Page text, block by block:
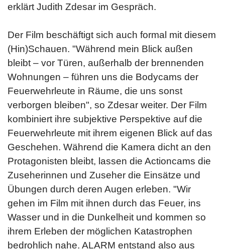
erklärt Judith Zdesar im Gespräch.
Der Film beschäftigt sich auch formal mit diesem
(Hin)Schauen. "Während mein Blick außen
bleibt – vor Türen, außerhalb der brennenden
Wohnungen – führen uns die Bodycams der
Feuerwehrleute in Räume, die uns sonst
verborgen bleiben", so Zdesar weiter. Der Film
kombiniert ihre subjektive Perspektive auf die
Feuerwehrleute mit ihrem eigenen Blick auf das
Geschehen. Während die Kamera dicht an den
Protagonisten bleibt, lassen die Actioncams die
Zuseherinnen und Zuseher die Einsätze und
Übungen durch deren Augen erleben. "Wir
gehen im Film mit ihnen durch das Feuer, ins
Wasser und in die Dunkelheit und kommen so
ihrem Erleben der möglichen Katastrophen
bedrohlich nahe. ALARM entstand also aus